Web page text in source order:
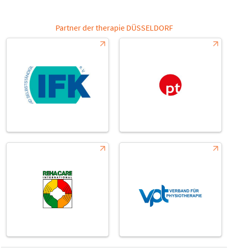
Partner der therapie DÜSSELDORF